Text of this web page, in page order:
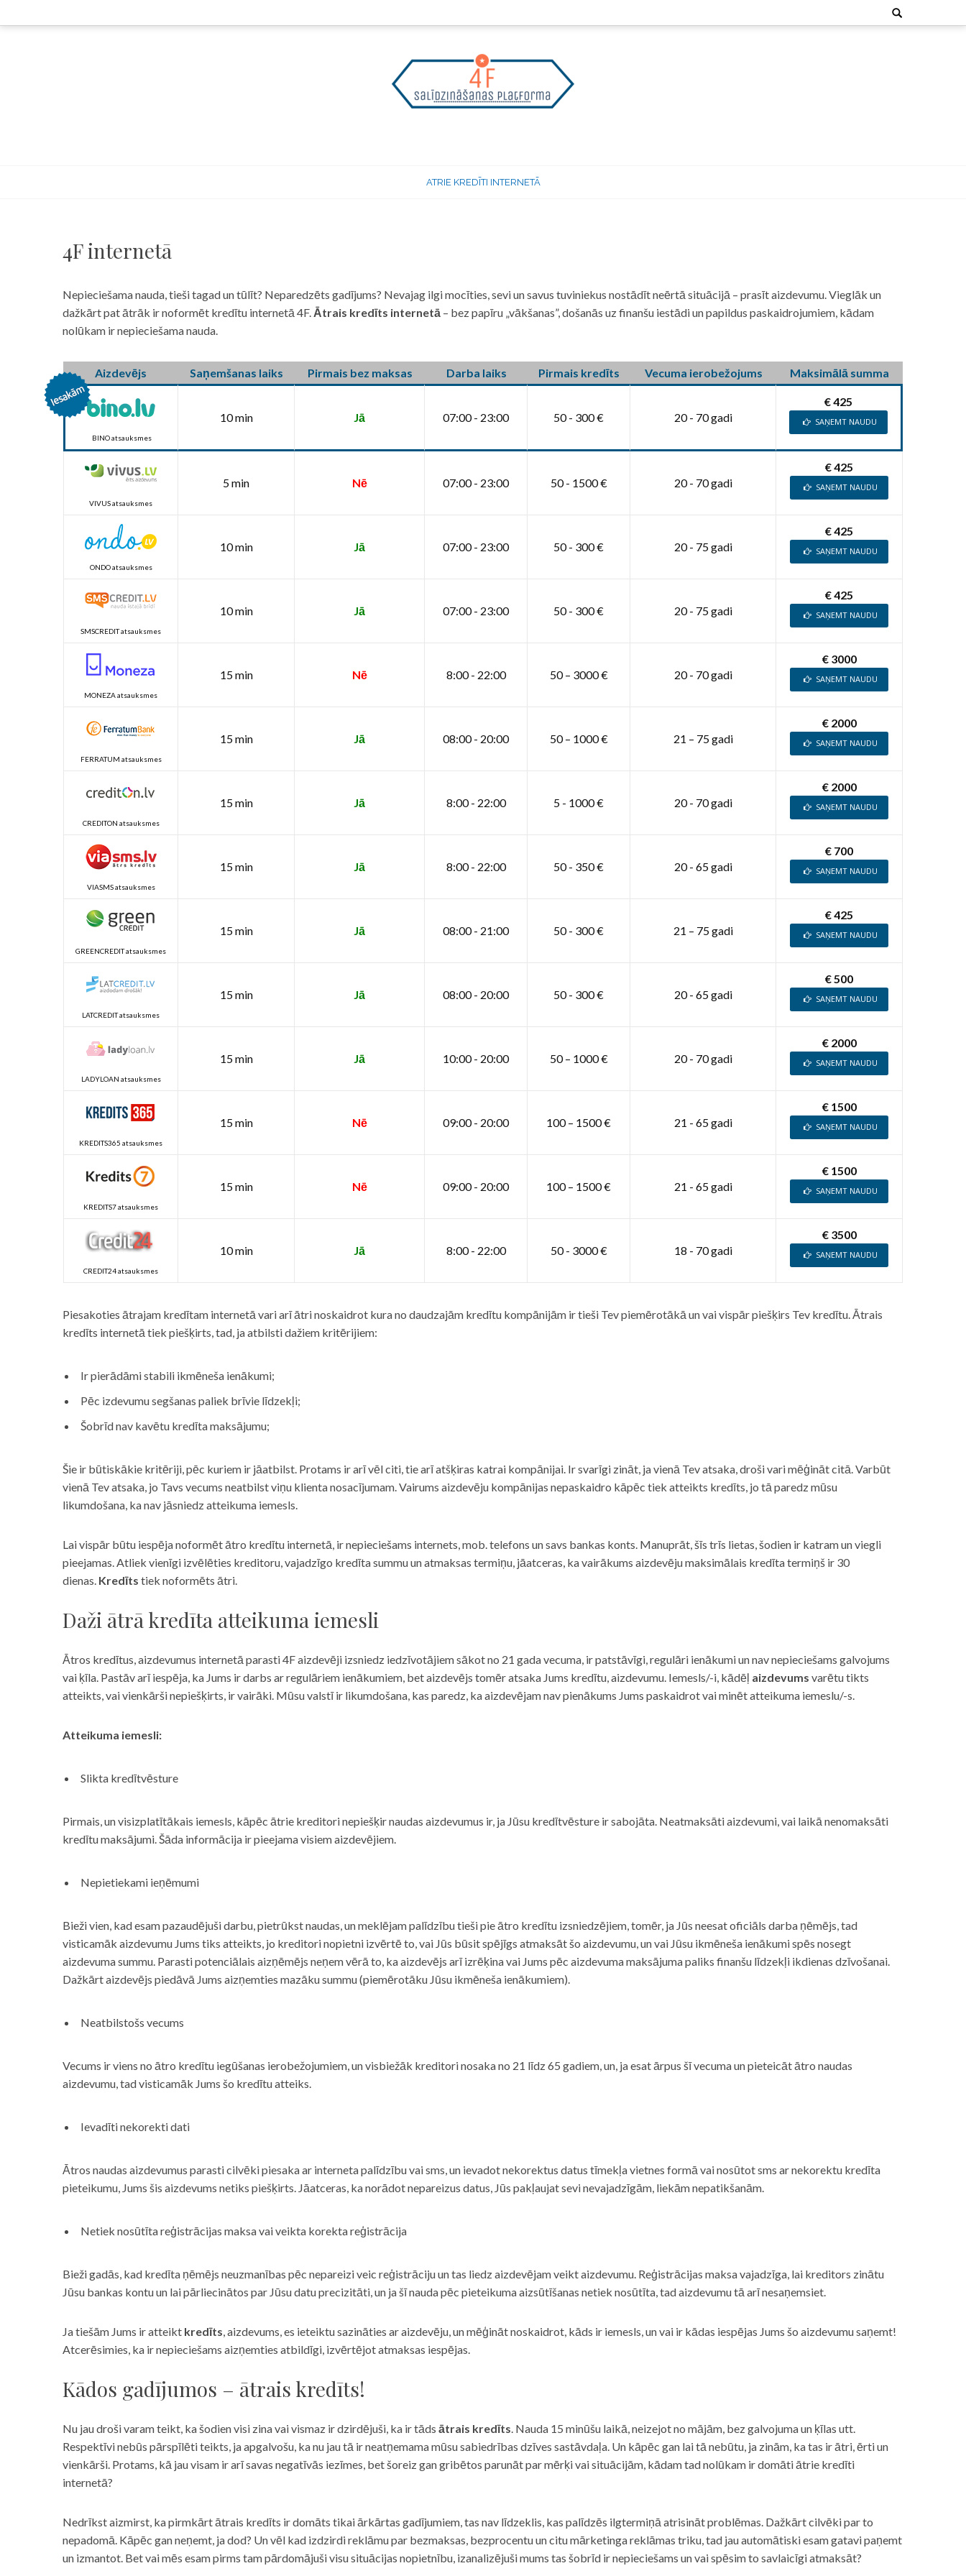
to
Search
for:
ATRIE KREDĪTI INTERNETĀ
4F internetā
Nepieciešama nauda, tieši tagad un tūlīt? Neparedzēts gadījums? Nevajag ilgi mocīties, sevi un savus tuviniekus nostādīt neērtā situācijā – prasīt aizdevumu. Vieglāk un
dažkārt pat ātrāk ir noformēt kredītu internetā 4F. Ātrais kredīts internetā – bez papīru „vākšanas”, došanās uz finanšu iestādi un papildus paskaidrojumiem, kādam
nolūkam ir nepieciešama nauda.
Aizdevējs Saņemšanas laiks Pirmais bez maksas Darba laiks Pirmais kredīts Vecuma ierobežojums Maksimālā summa
BINO atsauksmes
10 min Jā 07:00 - 23:00 50 - 300 € 20 - 70 gadi
€ 425
SAŅEMT NAUDU
VIVUS atsauksmes
5 min Nē 07:00 - 23:00 50 - 1500 € 20 - 70 gadi
€ 425
SAŅEMT NAUDU
ONDO atsauksmes
10 min Jā 07:00 - 23:00 50 - 300 € 20 - 75 gadi
€ 425
SAŅEMT NAUDU
SMSCREDIT atsauksmes
10 min Jā 07:00 - 23:00 50 - 300 € 20 - 75 gadi
€ 425
SAŅEMT NAUDU
MONEZA atsauksmes
15 min Nē 8:00 - 22:00 50 – 3000 € 20 - 70 gadi
€ 3000
SAŅEMT NAUDU
FERRATUM atsauksmes
15 min Jā 08:00 - 20:00 50 – 1000 € 21 – 75 gadi
€ 2000
SAŅEMT NAUDU
CREDITON atsauksmes
15 min Jā 8:00 - 22:00 5 - 1000 € 20 - 70 gadi
€ 2000
SAŅEMT NAUDU
VIASMS atsauksmes
15 min Jā 8:00 - 22:00 50 - 350 € 20 - 65 gadi
€ 700
SAŅEMT NAUDU
GREENCREDIT atsauksmes
15 min Jā 08:00 - 21:00 50 - 300 € 21 – 75 gadi
€ 425
SAŅEMT NAUDU
LATCREDIT atsauksmes
15 min Jā 08:00 - 20:00 50 - 300 € 20 - 65 gadi
€ 500
SAŅEMT NAUDU
LADYLOAN atsauksmes
15 min Jā 10:00 - 20:00 50 – 1000 € 20 - 70 gadi
€ 2000
SAŅEMT NAUDU
KREDITS365 atsauksmes
15 min Nē 09:00 - 20:00 100 – 1500 € 21 - 65 gadi
€ 1500
SAŅEMT NAUDU
KREDITS7 atsauksmes
15 min Nē 09:00 - 20:00 100 – 1500 € 21 - 65 gadi
€ 1500
SAŅEMT NAUDU
CREDIT24 atsauksmes
10 min Jā 8:00 - 22:00 50 - 3000 € 18 - 70 gadi
€ 3500
SAŅEMT NAUDU
Piesakoties ātrajam kredītam internetā vari arī ātri noskaidrot kura no daudzajām kredītu kompānijām ir tieši Tev piemērotākā un vai vispār piešķirs Tev kredītu. Ātrais
kredīts internetā tiek piešķirts, tad, ja atbilsti dažiem kritērijiem:
Ir pierādāmi stabili ikmēneša ienākumi;
Pēc izdevumu segšanas paliek brīvie līdzekļi;
Šobrīd nav kavētu kredīta maksājumu;
Šie ir būtiskākie kritēriji, pēc kuriem ir jāatbilst. Protams ir arī vēl citi, tie arī atšķiras katrai kompānijai. Ir svarīgi zināt, ja vienā Tev atsaka, droši vari mēģināt citā. Varbūt
vienā Tev atsaka, jo Tavs vecums neatbilst viņu klienta nosacījumam. Vairums aizdevēju kompānijas nepaskaidro kāpēc tiek atteikts kredīts, jo tā paredz mūsu
likumdošana, ka nav jāsniedz atteikuma iemesls.
Lai vispār būtu iespēja noformēt ātro kredītu internetā, ir nepieciešams internets, mob. telefons un savs bankas konts. Manuprāt, šīs trīs lietas, šodien ir katram un viegli
pieejamas. Atliek vienīgi izvēlēties kreditoru, vajadzīgo kredīta summu un atmaksas termiņu, jāatceras, ka vairākums aizdevēju maksimālais kredīta termiņš ir 30
dienas. Kredīts tiek noformēts ātri.
Daži ātrā kredīta atteikuma iemesli
Ātros kredītus, aizdevumus internetā parasti 4F aizdevēji izsniedz iedzīvotājiem sākot no 21 gada vecuma, ir patstāvīgi, regulāri ienākumi un nav nepieciešams galvojums
vai ķīla. Pastāv arī iespēja, ka Jums ir darbs ar regulāriem ienākumiem, bet aizdevējs tomēr atsaka Jums kredītu, aizdevumu. Iemesls/-i, kādēļ aizdevums varētu tikts
atteikts, vai vienkārši nepiešķirts, ir vairāki. Mūsu valstī ir likumdošana, kas paredz, ka aizdevējam nav pienākums Jums paskaidrot vai minēt atteikuma iemeslu/-s.
Atteikuma iemesli:
Slikta kredītvēsture
Pirmais, un visizplatītākais iemesls, kāpēc ātrie kreditori nepiešķir naudas aizdevumus ir, ja Jūsu kredītvēsture ir sabojāta. Neatmaksāti aizdevumi, vai laikā nenomaksāti
kredītu maksājumi. Šāda informācija ir pieejama visiem aizdevējiem.
Nepietiekami ieņēmumi
Bieži vien, kad esam pazaudējuši darbu, pietrūkst naudas, un meklējam palīdzību tieši pie ātro kredītu izsniedzējiem, tomēr, ja Jūs neesat oficiāls darba ņēmējs, tad
visticamāk aizdevumu Jums tiks atteikts, jo kreditori nopietni izvērtē to, vai Jūs būsit spējīgs atmaksāt šo aizdevumu, un vai Jūsu ikmēneša ienākumi spēs nosegt
aizdevuma summu. Parasti potenciālais aizņēmējs neņem vērā to, ka aizdevējs arī izrēķina vai Jums pēc aizdevuma maksājuma paliks finanšu līdzekļi ikdienas dzīvošanai.
Dažkārt aizdevējs piedāvā Jums aizņemties mazāku summu (piemērotāku Jūsu ikmēneša ienākumiem).
Neatbilstošs vecums
Vecums ir viens no ātro kredītu iegūšanas ierobežojumiem, un visbiežāk kreditori nosaka no 21 līdz 65 gadiem, un, ja esat ārpus šī vecuma un pieteicāt ātro naudas
aizdevumu, tad visticamāk Jums šo kredītu atteiks.
Ievadīti nekorekti dati
Ātros naudas aizdevumus parasti cilvēki piesaka ar interneta palīdzību vai sms, un ievadot nekorektus datus tīmekļa vietnes formā vai nosūtot sms ar nekorektu kredīta
pieteikumu, Jums šis aizdevums netiks piešķirts. Jāatceras, ka norādot nepareizus datus, Jūs pakļaujat sevi nevajadzīgām, liekām nepatikšanām.
Netiek nosūtīta reģistrācijas maksa vai veikta korekta reģistrācija
Bieži gadās, kad kredīta ņēmējs neuzmanības pēc nepareizi veic reģistrāciju un tas liedz aizdevējam veikt aizdevumu. Reģistrācijas maksa vajadzīga, lai kreditors zinātu
Jūsu bankas kontu un lai pārliecinātos par Jūsu datu precizitāti, un ja šī nauda pēc pieteikuma aizsūtīšanas netiek nosūtīta, tad aizdevumu tā arī nesaņemsiet.
Ja tiešām Jums ir atteikt kredīts, aizdevums, es ieteiktu sazināties ar aizdevēju, un mēģināt noskaidrot, kāds ir iemesls, un vai ir kādas iespējas Jums šo aizdevumu saņemt!
Atcerēsimies, ka ir nepieciešams aizņemties atbildīgi, izvērtējot atmaksas iespējas.
Kādos gadījumos – ātrais kredīts!
Nu jau droši varam teikt, ka šodien visi zina vai vismaz ir dzirdējuši, ka ir tāds ātrais kredīts. Nauda 15 minūšu laikā, neizejot no mājām, bez galvojuma un ķīlas utt.
Respektīvi nebūs pārspīlēti teikts, ja apgalvošu, ka nu jau tā ir neatņemama mūsu sabiedrības dzīves sastāvdaļa. Un kāpēc gan lai tā nebūtu, ja zinām, ka tas ir ātri, ērti un
vienkārši. Protams, kā jau visam ir arī savas negatīvās iezīmes, bet šoreiz gan gribētos parunāt par mērķi vai situācijām, kādam tad nolūkam ir domāti ātrie kredīti
internetā?
Nedrīkst aizmirst, ka pirmkārt ātrais kredīts ir domāts tikai ārkārtas gadījumiem, tas nav līdzeklis, kas palīdzēs ilgtermiņā atrisināt problēmas. Dažkārt cilvēki par to
nepadomā. Kāpēc gan neņemt, ja dod? Un vēl kad izdzirdi reklāmu par bezmaksas, bezprocentu un citu mārketinga reklāmas triku, tad jau automātiski esam gatavi paņemt
un izmantot. Bet vai mēs esam pirms tam pārdomājuši visu situācijas nopietnību, izanalizējuši mums tas šobrīd ir nepieciešams un vai spēsim to savlaicīgi atmaksāt?